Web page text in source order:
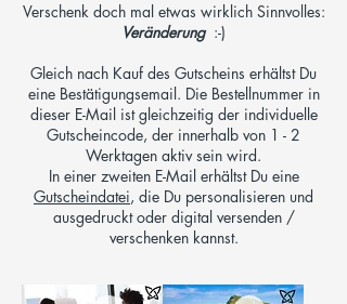
Verschenk doch mal etwas wirklich Sinnvolles:
Veränderung :-)
Gleich nach Kauf des Gutscheins erhältst Du
eine Bestätigungsemail. Die Bestellnummer in
dieser E-Mail ist gleichzeitig der individuelle
Gutscheincode, der innerhalb von 1 - 2
Werktagen aktiv sein wird.
In einer zweiten E-Mail erhältst Du eine
Gutscheindatei, die Du personalisieren und
ausgedruckt oder digital versenden /
verschenken kannst.